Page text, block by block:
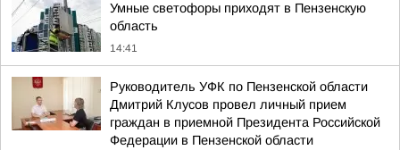
Умные светофоры приходят в Пензенскую
область
14:41
Руководитель УФК по Пензенской области
Дмитрий Клусов провел личный прием
граждан в приемной Президента Российской
Федерации в Пензенской области